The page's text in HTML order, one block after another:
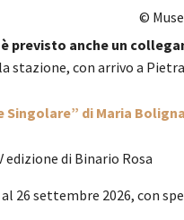
©
previsto anche un
stazione, con arrivo a
di Maria
di Binario Rosa
26 settembre 2026, con